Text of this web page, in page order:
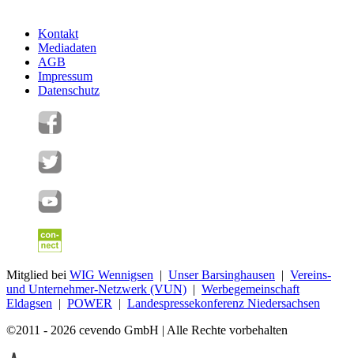
Kontakt
Mediadaten
AGB
Impressum
Datenschutz
Mitglied bei WIG Wennigsen | Unser Barsinghausen | Vereins-
und Unternehmer-Netzwerk (VUN) | Werbegemeinschaft
Eldagsen | POWER | Landespressekonferenz Niedersachsen
©2011 - 2026 cevendo GmbH | Alle Rechte vorbehalten